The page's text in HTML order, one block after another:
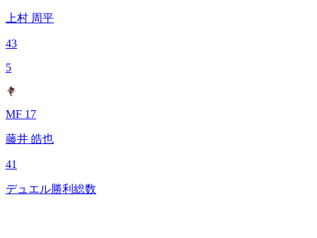
上村 周平
43
5
MF 17
藤井 皓也
41
デュエル勝利総数